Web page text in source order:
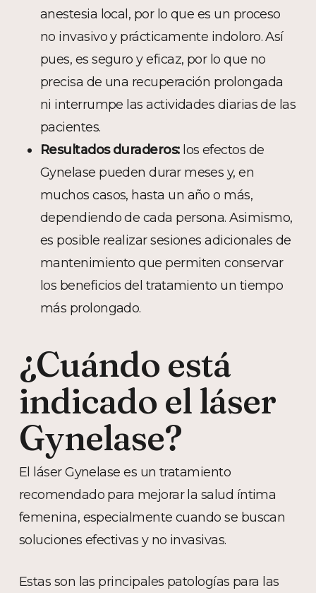
anestesia local, por lo que es un proceso
no invasivo y prácticamente indoloro. Así
pues, es seguro y eficaz, por lo que no
precisa de una recuperación prolongada
ni interrumpe las actividades diarias de las
pacientes.
Resultados duraderos:los efectos de
Gynelase pueden durar meses y, en
muchos casos, hasta un año o más,
dependiendo de cada persona. Asimismo,
es posible realizar sesiones adicionales de
mantenimiento que permiten conservar
los beneficios del tratamiento un tiempo
más prolongado.
¿Cuándo está
indicado el láser
Gynelase?
El láser Gynelase es un tratamiento
recomendado para mejorar la salud íntima
femenina, especialmente cuando se buscan
soluciones efectivas y no invasivas.
Estas son las principales patologías para las